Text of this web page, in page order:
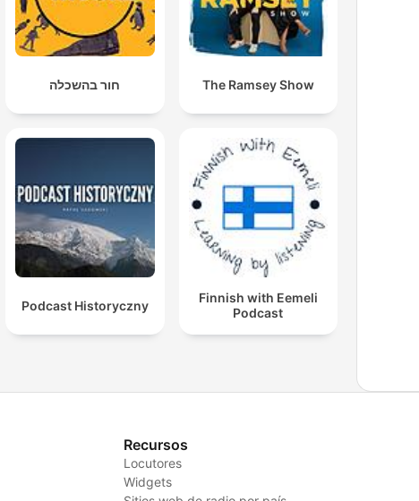
חור בהשכלה The Ramsey Show
Podcast Historyczny
Finnish with Eemeli
Podcast
Recursos
Locutores
Widgets